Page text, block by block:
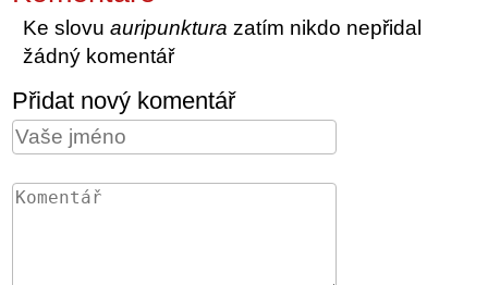
Ke slovuauripunktura zatím nikdo nepřidal
žádný komentář
Přidat nový komentář